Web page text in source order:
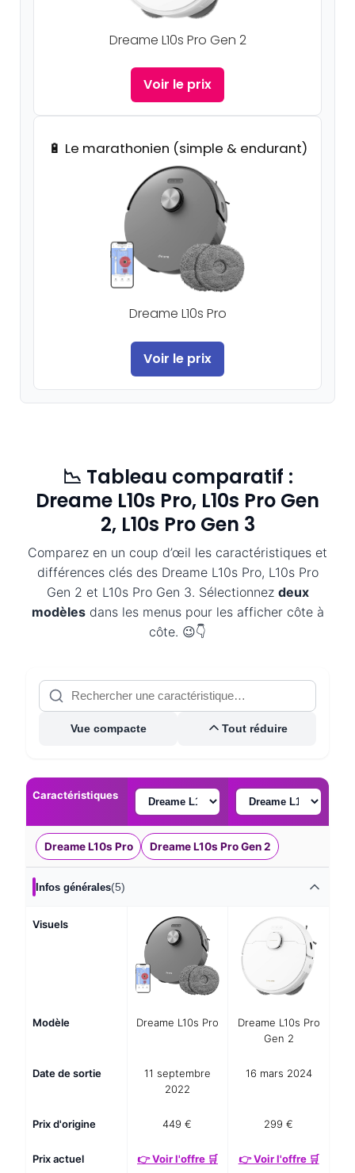
Dreame L10s Pro Gen 2
Voir le prix
🔋 Le marathonien (simple & endurant)
Dreame L10s Pro
Voir le prix
📉 Tableau comparatif :
Dreame L10s Pro, L10s Pro Gen
2, L10s Pro Gen 3
Comparez en un coup d’œil les caractéristiques et
différences clés des Dreame L10s Pro, L10s Pro
Gen 2 et L10s Pro Gen 3. Sélectionnez deux
modèlesdans les menus pour les afficher côte à
côte. 😉👇
Vue compacte Tout réduire
Caractéristiques
Dreame L10s Pro Dreame L10s Pro Gen 2
Infos générales(5)
Visuels
Modèle Dreame L10s Pro
Dreame L10s Pro
Gen 2
Date de sortie
11 septembre
2022
16 mars 2024
Prix d'origine 449 € 299 €
Prix actuel 👉 Voir l'offre 🛒 👉 Voir l'offre 🛒